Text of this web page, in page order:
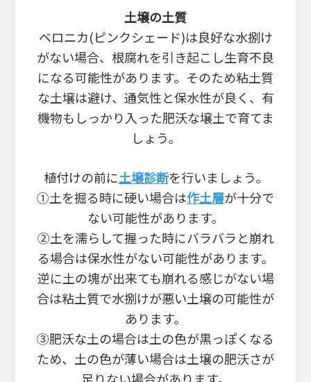
土壌の土質
ベロニカ(ピンクシェード)は良好な水捌け
がない場合、根腐れを引き起こし生育不良
になる可能性があります。そのため粘土質
な土壌は避け、通気性と保水性が良く、有
機物もしっかり入った肥沃な壌土で育てま
しょう。
植付けの前に土壌診断を行いましょう。
①土を掘る時に硬い場合は作土層が十分で
ない可能性があります。
②土を濡らして握った時にバラバラと崩れ
る場合は保水性がない可能性があります。
逆に土の塊が出来ても崩れる感じがない場
合は粘土質で水捌けが悪い土壌の可能性が
あります。
③肥沃な土の場合は土の色が黒っぽくなる
ため、土の色が薄い場合は土壌の肥沃さが